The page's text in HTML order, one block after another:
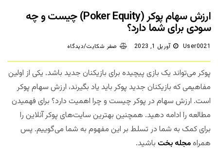
ارزش سهام پوکر (Poker Equity) چیست و چه
سودی برای شما دارد؟
User0021 آوریل 1, 2023 صفر شکایت/دیدگاه
پوکر می‌تواند یک بازی پیچیده برای بازیکنان جدید باشد. یکی از اولین
مفاهیمی که بازیکنان جدید پوکر باید یاد بگیرند، ارزش سهام پوکر
است. ارزش سهام در پوکر چیست و چرا اهمیت دارد؟ برای فهمیدن
مطالعه را ادامه دهید. همچنین بهترین سایت‌های پوکر آنلاین را
برای کمک به شما در تسلط بر این مفهوم به شما می‌گوییم. پس
همراهمجله بخت باشید.